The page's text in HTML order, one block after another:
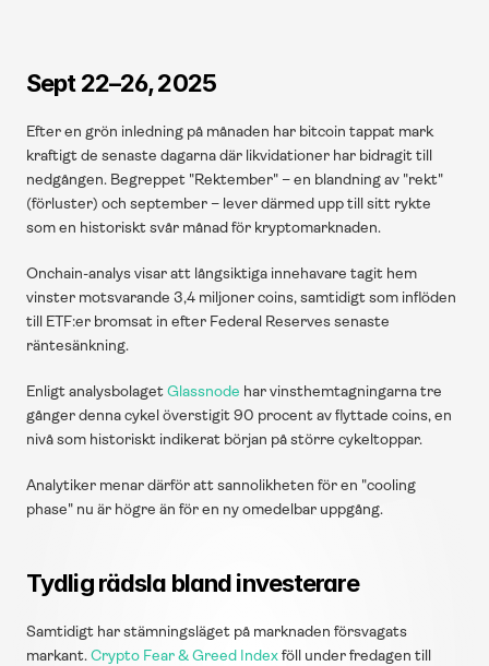
Sept 22–26, 2025
Efter en grön inledning på månaden har bitcoin tappat mark
kraftigt de senaste dagarna där likvidationer har bidragit till
nedgången. Begreppet "Rektember" – en blandning av "rekt"
(förluster) och september – lever därmed upp till sitt rykte
som en historiskt svår månad för kryptomarknaden.
Onchain-analys visar att långsiktiga innehavare tagit hem
vinster motsvarande 3,4 miljoner coins, samtidigt som inflöden
till ETF:er bromsat in efter Federal Reserves senaste
räntesänkning.
Enligt analysbolaget Glassnode har vinsthemtagningarna tre
gånger denna cykel överstigit 90 procent av flyttade coins, en
nivå som historiskt indikerat början på större cykeltoppar.
Analytiker menar därför att sannolikheten för en "cooling
phase" nu är högre än för en ny omedelbar uppgång.
Tydlig rädsla bland investerare
Samtidigt har stämningsläget på marknaden försvagats
markant. Crypto Fear & Greed Index föll under fredagen till